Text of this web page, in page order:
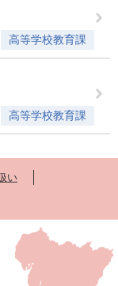
高等学校教育課
高等学校教育課
い